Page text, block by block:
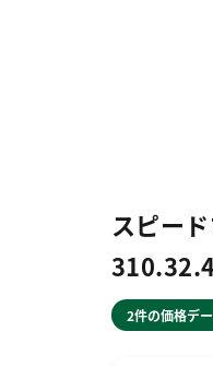
スピー
2件の価格デ